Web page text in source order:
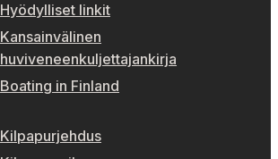
Hyödylliset linkit
Kansainvälinen
huviveneenkuljettajankirja
Boating in Finland
Kilpapurjehdus